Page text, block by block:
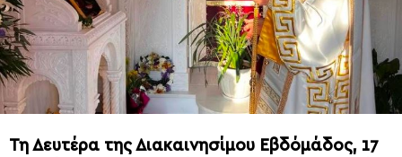
Τη Δευτέρα της Διακαινησίμου Εβδόμάδος, 17